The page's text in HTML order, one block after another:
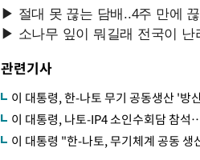
관련기사
이 대통령, 한-나토 무기 공동생산 '
이 대통령, 나토-IP4 소인수회담 참석
이 대통령 "한-나토, 무기체계 공동